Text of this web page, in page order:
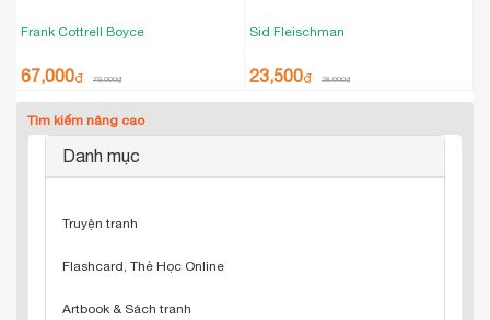
Frank Cottrell Boyce
67,000₫ 79,000₫
Sid Fleischman
23,500₫ 28,000₫
Tìm kiếm nâng cao
Danh mục
Truyện tranh
Flashcard, Thẻ Học Online
Artbook & Sách tranh